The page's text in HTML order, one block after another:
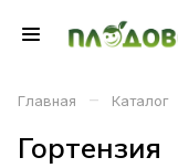
Главная – Каталог
Гортензия